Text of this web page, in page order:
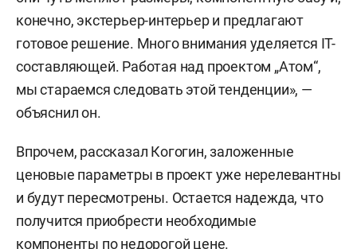
конечно, экстерьер-интерьер и предлагают
готовое решение. Много внимания уделяется IT-
составляющей. Работая над проектом „Атом“,
мы стараемся следовать этой тенденции», —
объяснил он.
Впрочем, рассказал Когогин, заложенные
ценовые параметры в проект уже нерелевантны
и будут пересмотрены. Остается надежда, что
получится приобрести необходимые
компоненты по недорогой цене.